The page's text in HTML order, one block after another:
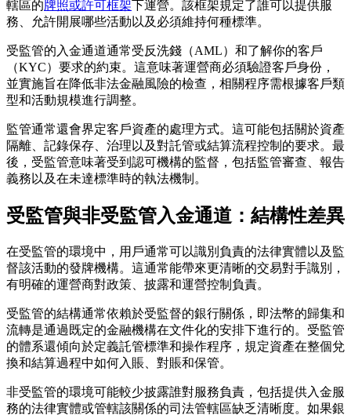
轄區的牌照或許可框架下運營。該框架規定了誰可以提供服
務、允許開展哪些活動以及必須維持何種標準。
受監管的入金通道通常受反洗錢（AML）和了解你的客戶
（KYC）要求的約束。這意味著運營商必須驗證客戶身份，
並實施旨在降低非法金融風險的檢查，相關程序需根據客戶類
型和活動規模進行調整。
監管通常還會界定客戶資產的處理方式。這可能包括關於資產
隔離、記錄保存、治理以及對託管或結算流程控制的要求。最
後，受監管意味著受到認可機構的監督，包括監管審查、報告
義務以及在未達標準時的執法機制。
受監管與非受監管入金通道：結構性差異
在受監管的環境中，用戶通常可以識別負責的法律實體以及監
督該活動的發牌機構。這通常能帶來更清晰的交易對手識別，
有明確的運營商對政策、披露和運營控制負責。
受監管的結構通常依賴於受監督的銀行關係，即法幣的歸集和
流轉是通過既定的金融機構在文件化的安排下進行的。受監管
的體系還傾向於定義託管標準和操作程序，規定資產在整個兌
換和結算過程中如何入賬、對賬和保管。
非受監管的環境可能較少披露誰對服務負責，包括提供入金服
務的法律實體或管轄該關係的司法管轄區缺乏清晰度。如果銀